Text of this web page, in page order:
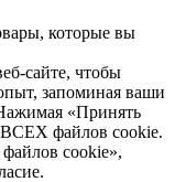
которые вы
сайте, чтобы
запоминая ваши
«Принять
ВСЕХ файлов cookie.
cookie»,